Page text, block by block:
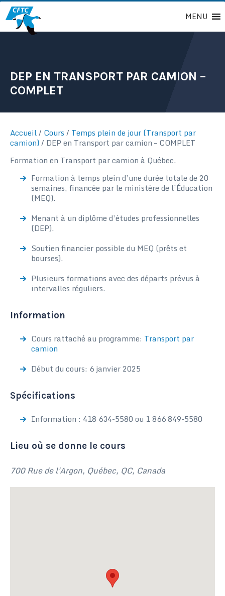
Passer
au
contenu
MENU
DEP EN TRANSPORT PAR CAMION –
COMPLET
Accueil/ Cours / Temps plein de jour (Transport par
camion) / DEP en Transport par camion – COMPLET
Formation en Transport par camion à Québec.
Formation à temps plein d’une durée totale de 20
semaines, financée par le ministère de l’Éducation
(MEQ).
Menant à un diplôme d’études professionnelles
(DEP).
Soutien financier possible du MEQ (prêts et
bourses).
Plusieurs formations avec des départs prévus à
intervalles réguliers.
Information
Cours rattaché au programme: Transport par
camion
Début du cours: 6 janvier 2025
Spécifications
Information : 418 634-5580 ou 1 866 849-5580
Lieu où se donne le cours
700 Rue de l'Argon, Québec, QC, Canada